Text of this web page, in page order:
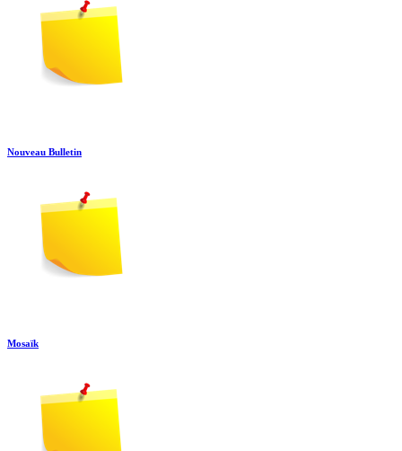
Nouveau Bulletin
Mosaïk